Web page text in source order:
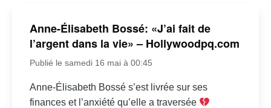
Anne-Élisabeth Bossé: «J’ai fait de
l’argent dans la vie» – Hollywoodpq.com
Publié le samedi 16 mai à 00:45
Anne-Élisabeth Bossé s’est livrée sur ses
finances et l’anxiété qu’elle a traversée